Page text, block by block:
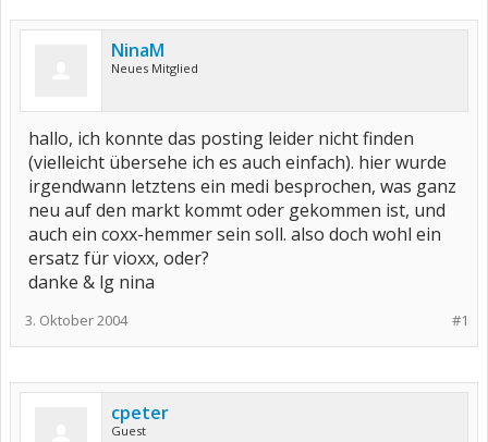
NinaM
Neues Mitglied
hallo, ich konnte das posting leider nicht finden
(vielleicht übersehe ich es auch einfach). hier wurde
irgendwann letztens ein medi besprochen, was ganz
neu auf den markt kommt oder gekommen ist, und
auch ein coxx-hemmer sein soll. also doch wohl ein
ersatz für vioxx, oder?
danke & lg nina
#1
3. Oktober 2004
cpeter
Guest